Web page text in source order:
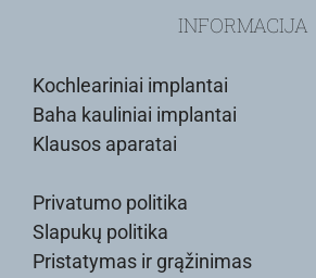
INFORMACIJA
Kochleariniai implantai
Baha kauliniai implantai
Klausos aparatai
Privatumo politika
Slapukų politika
Pristatymas ir grąžinimas